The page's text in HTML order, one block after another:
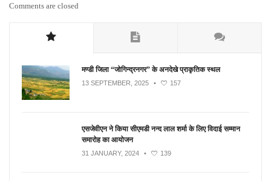
Comments are closed
मण्डी जिला “जोगिन्द्रनगर” के अनदेखे प्राकृतिक स्थल
13 SEPTEMBER, 2025 • 157
एसजेवीएन ने किया सीएमडी नन्‍द लाल शर्मा के लिए विदाई सम्मान
समारोह का आयोजन
31 JANUARY, 2024 • 139